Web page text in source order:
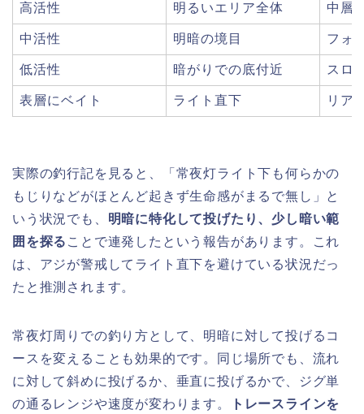
高活性 明るいエリア全体 中層
中活性 明暗の境目 フォ
低活性 暗がりでの底付近 スロ
表層にベイト ライト直下 リア
実際の釣行記を見ると、「常夜灯ライト下も何らかの
もじりなどがほとんど起きず生命感がまるで無し」と
いう状況でも、 明暗に特化して投げたり、少し暗い範
囲を探る ことで連発したという報告があります。これ
は、アジが警戒してライト直下を避けている状況だっ
たと推測されます。
常夜灯周りでの釣り方として、明暗に対して投げるコ
ースを変えることも効果的です。同じ場所でも、流れ
に対して斜めに投げるか、垂直に投げるかで、ジグ単
の通るレンジや速度が変わります。
トレースラインを